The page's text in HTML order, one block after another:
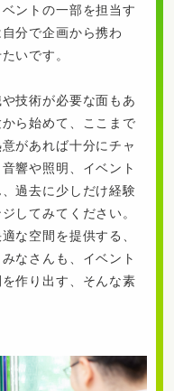
ントの一部を担当す
分で企画から携わ
いです。
技術が必要な面もあ
ら始めて、ここまで
があれば十分にチャ
響や照明、イベント
過去に少しだけ経験
してみてください。
な空間を提供する、
なさんも、イベント
作り出す、そんな素